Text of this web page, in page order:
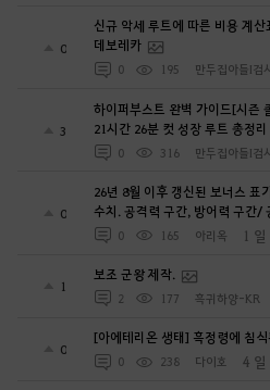
0
신규 악세 루트에 따른 비용 계
데보레카
0 195 만두집아들I검
3
하이퍼부스트 완벽 가이드[시즌
21시간 26분 컷 성장 루트 총정리
0 316 만두집아들I검
0
26년 8월 이후 갱신된 보너스 표
수치. 공격력 구간, 방어력 구간/
0 165 아리옥 1 일
1
보조 군왕 제작.
2 177 흑귀하양-KR
0
[아에테리온 생태] 흑정령에 침
0 238 다이호 4 일